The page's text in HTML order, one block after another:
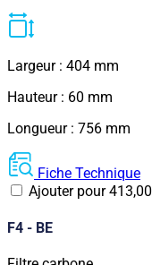
Largeur : 404 mm
Hauteur : 60 mm
Longueur : 756 mm
Fiche Technique
Ajouter pour413,00
F4 - BE